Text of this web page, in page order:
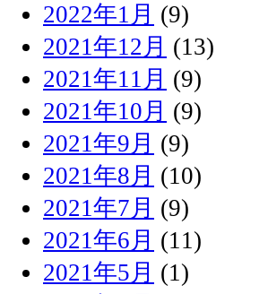
2022年1月 (9)
2021年12月 (13)
2021年11月 (9)
2021年10月 (9)
2021年9月 (9)
2021年8月 (10)
2021年7月 (9)
2021年6月 (11)
2021年5月 (1)